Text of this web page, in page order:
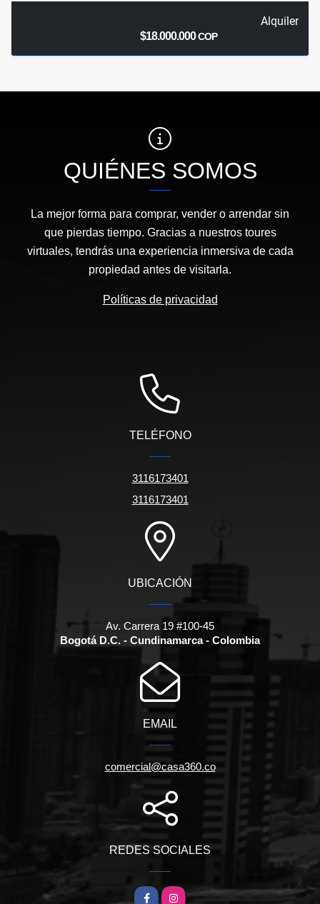
Alquiler
$18.000.000COP
QUIÉNES SOMOS
La mejor forma para comprar, vender o arrendar sin
que pierdas tiempo. Gracias a nuestros toures
virtuales, tendrás una experiencia inmersiva de cada
propiedad antes de visitarla.
Políticas de privacidad
TELÉFONO
3116173401
3116173401
UBICACIÓN
Av. Carrera 19 #100-45
Bogotá D.C. - Cundinamarca - Colombia
EMAIL
comercial@casa360.co
REDES SOCIALES
FacebookInstagram